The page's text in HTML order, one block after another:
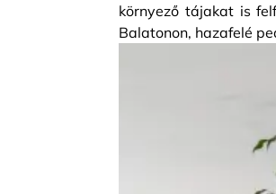
környező tájakat is
Balatonon, hazafelé